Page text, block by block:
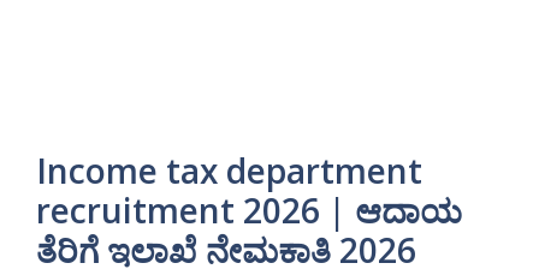
Income tax department
recruitment 2026 | ಆದಾಯ
ತೆರಿಗೆ ಇಲಾಖೆ ನೇಮಕಾತಿ 2026